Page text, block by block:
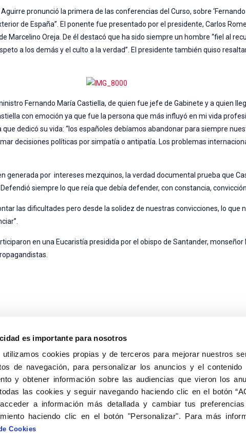
es importante para nosotros
utilizamos cookies propias y de terceros para mejorar nuestros
de navegación, para personalizar los anuncios y el
y obtener información sobre las audiencias que vieron los
las cookies y seguir navegando haciendo clic en el botón
a información más detallada y cambiar tus
haciendo clic en el botón "Personalizar". Para más
Cookies
pronunció la primera de las conferencias del Curso, sobre
de España”. El ponente fue presentado por el presidente, Carlos
Marcelino Oreja. De él destacó que ha sido siempre un hombre “fiel al
a los demás y el culto a la verdad”. El presidente también quiso
Fernando María Castiella, de quien fue jefe de Gabinete y a quien
con emoción ya que fue la persona que más influyó en mi vida
que dedicó su vida: “los españoles debíamos abandonar para siempre
decisiones políticas por simpatía o antipatía. Los problemas
generada por intereses mezquinos, la verdad documental prueba que
siempre lo que reía que debía defender, con constancia,
las dificultades pero desde la solidez de nuestras convicciones, lo que
en una Eucaristía presidida por el obispo de Santander,
Peral, 58 C.P.: 28040, Madrid
456 63 27
535 19 98
Aviso Legal